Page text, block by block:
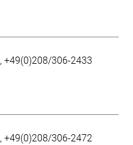
+49(0)208/306-2433
+49(0)208/306-2472